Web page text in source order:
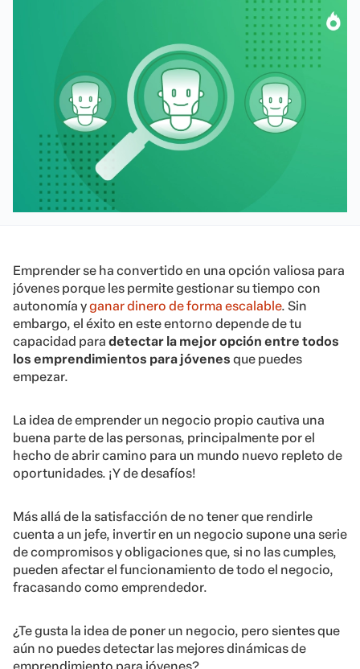
Emprender se ha convertido en una opción valiosa para
jóvenes porque les permite gestionar su tiempo con
autonomía yganar dinero de forma escalable. Sin
embargo, el éxito en este entorno depende de tu
capacidad para detectar la mejor opción entre todos
los emprendimientos para jóvenes que puedes
empezar.
La idea de emprender un negocio propio cautiva una
buena parte de las personas, principalmente por el
hecho de abrir camino para un mundo nuevo repleto de
oportunidades. ¡Y de desafíos!
Más allá de la satisfacción de no tener que rendirle
cuenta a un jefe, invertir en un negocio supone una serie
de compromisos y obligaciones que, si no las cumples,
pueden afectar el funcionamiento de todo el negocio,
fracasando como emprendedor.
¿Te gusta la idea de poner un negocio, pero sientes que
aún no puedes detectar las mejores dinámicas de